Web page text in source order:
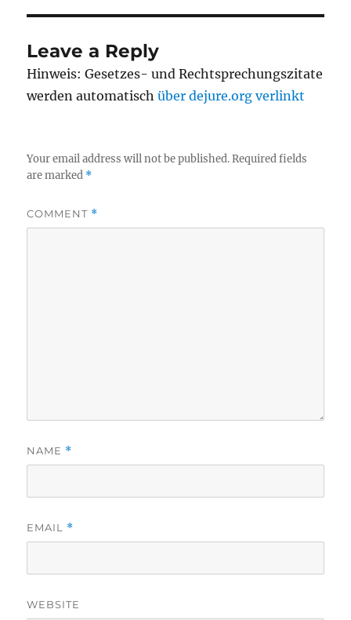
Leave a Reply
Hinweis: Gesetzes- und Rechtsprechungszitate
werden automatischüber dejure.org verlinkt
Your email address will not be published. Required fields
are marked *
COMMENT *
NAME *
EMAIL *
WEBSITE